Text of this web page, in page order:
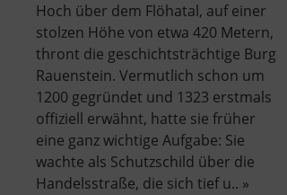
Hoch über dem Flöhatal, auf einer
stolzen Höhe von etwa 420 Metern,
thront die geschichtsträchtige Burg
Rauenstein. Vermutlich schon um
1200 gegründet und 1323 erstmals
offiziell erwähnt, hatte sie früher
eine ganz wichtige Aufgabe: Sie
wachte als Schutzschild über die
Handelsstraße, die sich tief u.. »